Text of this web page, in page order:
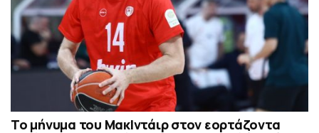
Το μήνυμα του ΜακΙντάιρ στον εορτάζοντα